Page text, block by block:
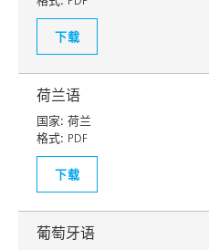
下载
荷兰语
国家: 荷兰
格式: PDF
下载
葡萄牙语